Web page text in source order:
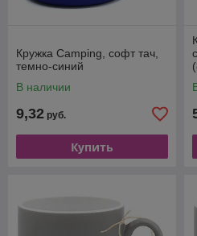
Кружка Camping, софт тач,
темно-синий
В наличии
9,32 руб.
Купить